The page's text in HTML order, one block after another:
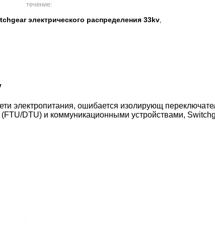
течение:
электрического распределения 33kv,
электропитания, ошибается изолирующ
DTU) и коммуникационными устройствами,